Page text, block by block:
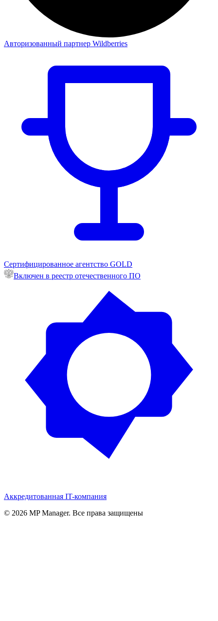
Авторизованный партнер Wildberries
Сертифицированное агентство GOLD
Включен в реестр отечественного ПО
Аккредитованная IT-компания
© 2026 MP Manager. Все права защищены